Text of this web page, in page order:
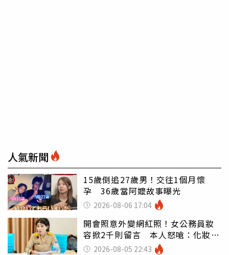
人氣新聞
15歲倒追27歲男！交往1個月懷
孕 36歲當阿嬤故事曝光
2026-08-06 17:04
開會照意外變網紅照！女公務員妝
容掀2千則留言 本人怒嗆：化妝有
錯嗎2026-08-05 22:43